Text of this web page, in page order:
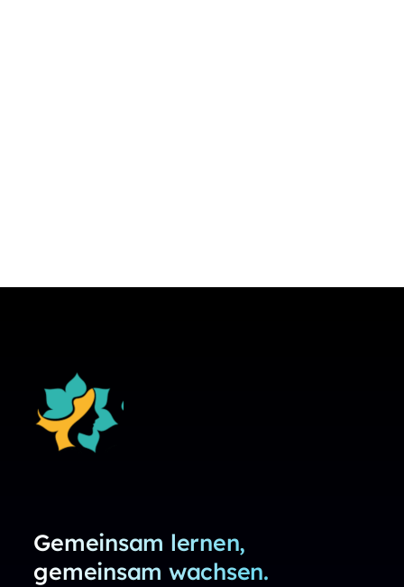
Gemeinsam lernen,
gemeinsam wachsen.